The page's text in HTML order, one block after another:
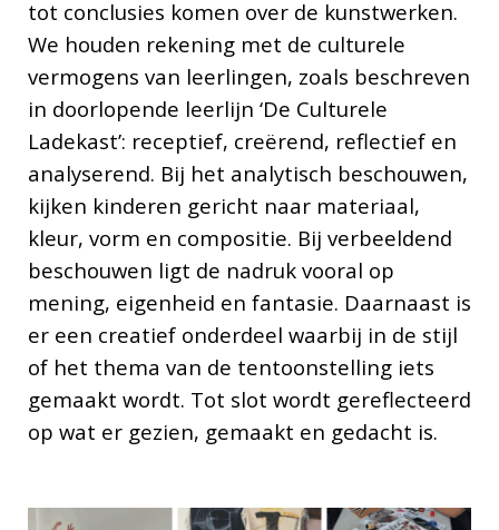
tot conclusies komen over de kunstwerken.
We houden rekening met de culturele
vermogens van leerlingen, zoals beschreven
in doorlopende leerlijn ‘De Culturele
Ladekast’: receptief, creërend, reflectief en
analyserend. Bij het analytisch beschouwen,
kijken kinderen gericht naar materiaal,
kleur, vorm en compositie. Bij verbeeldend
beschouwen ligt de nadruk vooral op
mening, eigenheid en fantasie. Daarnaast is
er een creatief onderdeel waarbij in de stijl
of het thema van de tentoonstelling iets
gemaakt wordt. Tot slot wordt gereflecteerd
op wat er gezien, gemaakt en gedacht is.